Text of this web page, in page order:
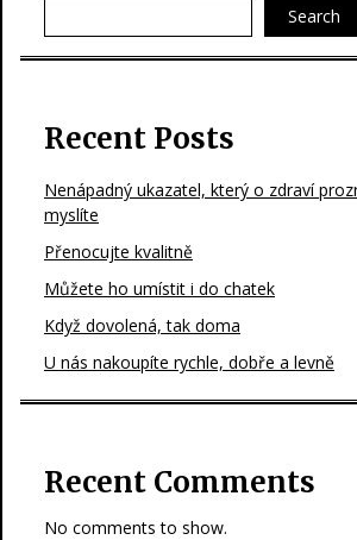
Search
Recent Posts
Nenápadný ukazatel, který o zdraví
myslíte
Přenocujte kvalitně
Můžete ho umístit i do chatek
Když dovolená, tak doma
U nás nakoupíte rychle, dobře a levně
Recent Comments
No comments to show.